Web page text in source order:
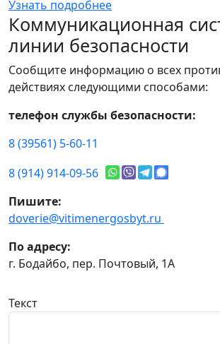
Узнать подробнее
Коммуникационная
линии безопасности
Сообщите информацию о всех
действиях следующими способами:
телефон службы безопасности:
8 (39561) 5-60-11
8 (914) 914-09-56
Пишите:
doverie@vitimenergosbyt.ru
По адресу:
г. Бодайбо, пер. Почтовый, 1А
Текст